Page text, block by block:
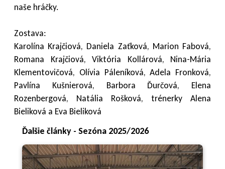
naše hráčky.
Zostava:
Karolína Krajčiová, Daniela Zaťková, Marion Fabová,
Romana Krajčiová, Viktória Kollárová, Nina-Mária
Klementovičová, Olívia Páleníková, Adela Fronková,
Pavlína Kušnierová, Barbora Ďurčová, Elena
Rozenbergová, Natália Rošková, trénerky Alena
Bieliková a Eva Bieliková
Ďalšie články - Sezóna 2025/2026